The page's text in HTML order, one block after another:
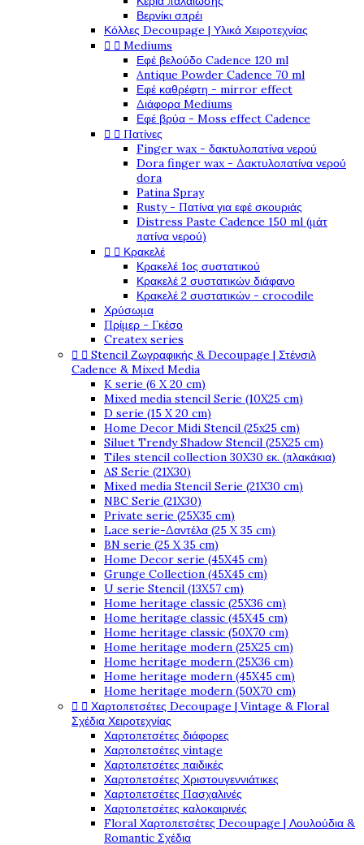
Βερνίκι σπρέι
Κόλλες Decoupage | Υλικά Χειροτεχνίας
  Mediums
Εφέ βελούδο Cadence 120 ml
Antique Powder Cadence 70 ml
Εφέ καθρέφτη - mirror effect
Διάφορα Mediums
Εφέ βρύα - Moss effect Cadence
  Πατίνες
Finger wax - δακτυλοπατίνα νερού
Dora finger wax - Δακτυλοπατίνα νερού
dora
Patina Spray
Rusty - Πατίνα για εφέ σκουριάς
Distress Paste Cadence 150 ml (μάτ
πατίνα νερού)
  Κρακελέ
Κρακελέ 1ος συστατικού
Κρακελέ 2 συστατικών διάφανο
Κρακελέ 2 συστατικών - crocodile
Χρύσωμα
Πρίμερ - Γκέσο
Createx series
  Stencil Ζωγραφικής & Decoupage | Στένσιλ
Cadence & Mixed Media
K serie (6 X 20 cm)
Mixed media stencil Serie (10X25 cm)
D serie (15 X 20 cm)
Home Decor Midi Stencil (25x25 cm)
Siluet Trendy Shadow Stencil (25X25 cm)
Tiles stencil collection 30X30 εκ. (πλακάκια)
AS Serie (21X30)
Mixed media Stencil Serie (21X30 cm)
NBC Serie (21X30)
Private serie (25X35 cm)
Lace serie-Δαντέλα (25 X 35 cm)
BN serie (25 X 35 cm)
Home Decor serie (45X45 cm)
Grunge Collection (45X45 cm)
U serie Stencil (13X57 cm)
Home heritage classic (25X36 cm)
Home heritage classic (45X45 cm)
Home heritage classic (50X70 cm)
Home heritage modern (25X25 cm)
Home heritage modern (25X36 cm)
Home heritage modern (45X45 cm)
Home heritage modern (50X70 cm)
  Χαρτοπετσέτες Decoupage | Vintage & Floral
Σχέδια Χειροτεχνίας
Χαρτοπετσέτες διάφορες
Χαρτοπετσέτες vintage
Χαρτοπετσέτες παιδικές
Χαρτοπετσέτες Χριστουγεννιάτικες
Χαρτοπετσέτες Πασχαλινές
Χαρτοπετσέτες καλοκαιρινές
Floral Χαρτοπετσέτες Decoupage | Λουλούδια &
Romantic Σχέδια